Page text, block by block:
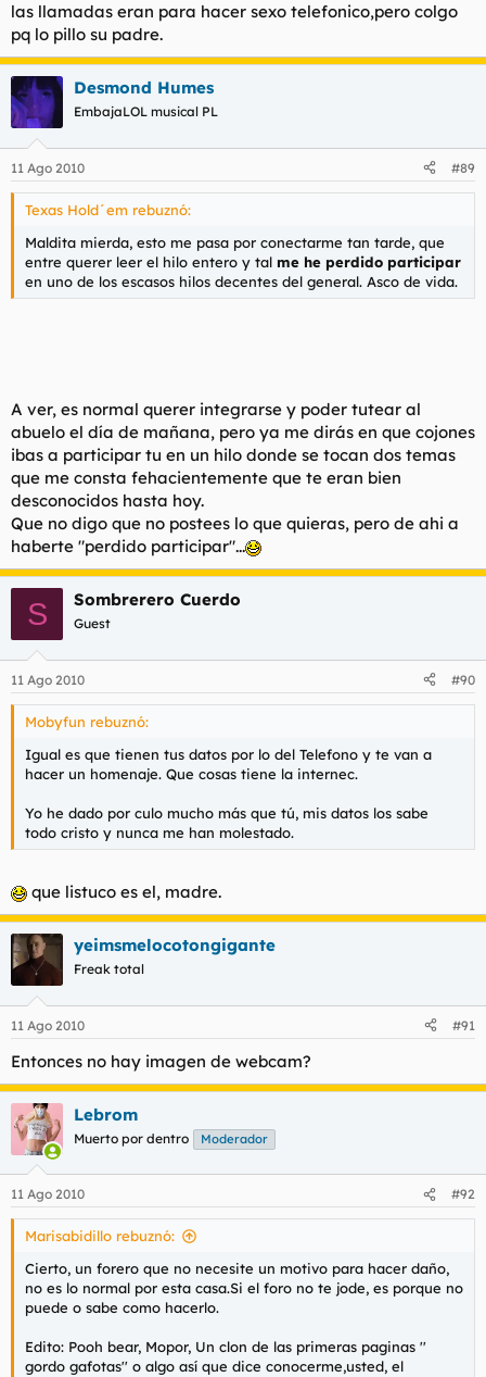
las llamadas eran para hacer sexo telefonico,pero colgo
pq lo pillo su padre.
Desmond Humes
EmbajaLOL musical PL
11 Ago 2010 #89
Texas Hold´em rebuznó:
Maldita mierda, esto me pasa por conectarme tan tarde, que
entre querer leer el hilo entero y tal me he perdido participar
en uno de los escasos hilos decentes del general. Asco de vida.
A ver, es normal querer integrarse y poder tutear al
abuelo el día de mañana, pero ya me dirás en que cojones
ibas a participar tu en un hilo donde se tocan dos temas
que me consta fehacientemente que te eran bien
desconocidos hasta hoy.
Que no digo que no postees lo que quieras, pero de ahi a
haberte "perdido participar"...
S Sombrerero Cuerdo
Guest
11 Ago 2010 #90
Mobyfun rebuznó:
Igual es que tienen tus datos por lo del Telefono y te van a
hacer un homenaje. Que cosas tiene la internec.
Yo he dado por culo mucho más que tú, mis datos los sabe
todo cristo y nunca me han molestado.
que listuco es el, madre.
yeimsmelocotongigante
Freak total
11 Ago 2010 #91
Entonces no hay imagen de webcam?
Lebrom
Muerto por dentro Moderador
11 Ago 2010 #92
Marisabidillo rebuznó:
Cierto, un forero que no necesite un motivo para hacer daño,
no es lo normal por esta casa.Si el foro no te jode, es porque no
puede o sabe como hacerlo.
Edito: Pooh bear, Mopor, Un clon de las primeras paginas ''
gordo gafotas'' o algo así que dice conocerme,usted, el